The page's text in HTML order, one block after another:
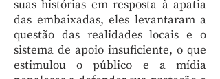
suas histórias em resposta à apatia
das embaixadas, eles levantaram a
questão das realidades locais e o
sistema de apoio insuficiente, o que
estimulou o público e a mídia